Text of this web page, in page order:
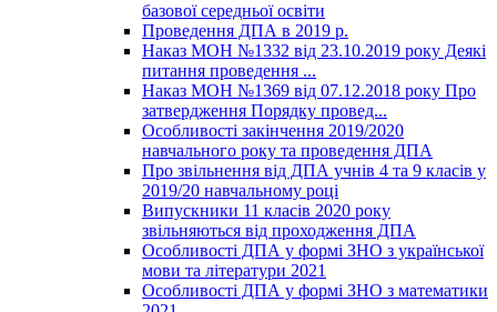
базової середньої освіти
Проведення ДПА в 2019 р.
Наказ МОН №1332 від 23.10.2019 року Деякі
питання проведення ...
Наказ МОН №1369 від 07.12.2018 року Про
затвердження Порядку провед...
Особливості закінчення 2019/2020
навчального року та проведення ДПА
Про звільнення від ДПА учнів 4 та 9 класів у
2019/20 навчальному році
Випускники 11 класів 2020 року
звільняються від проходження ДПА
Особливості ДПА у формі ЗНО з української
мови та літератури 2021
Особливості ДПА у формі ЗНО з математики